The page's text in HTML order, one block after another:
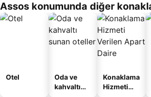
Assos konumunda diğer
Otel
Oda ve
kahvaltı
Konaklama
Hizmeti